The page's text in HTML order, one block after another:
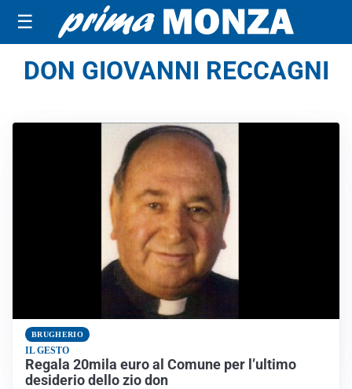
☰
DON GIOVANNI RECCAGNI
BRUGHERIO
IL GESTO
Regala 20mila euro al Comune per l’ultimo
desiderio dello zio don